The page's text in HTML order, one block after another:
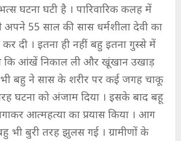
घटना घटी है । पारिवारिक कलह में
55 साल की सास धर्मशीला देवी का
दी । इतना ही नहीं बहु इतना गुस्से में
कि आंखें निकाल ली और खूंखान उखाड़
बहु ने सास के शरीर पर कई जगह चाकू
घटना को अंजाम दिया । इसके बाद बहू
आत्महत्या का प्रयास किया । आग
भी बुरी तरह झुलस गई । ग्रामीणों के